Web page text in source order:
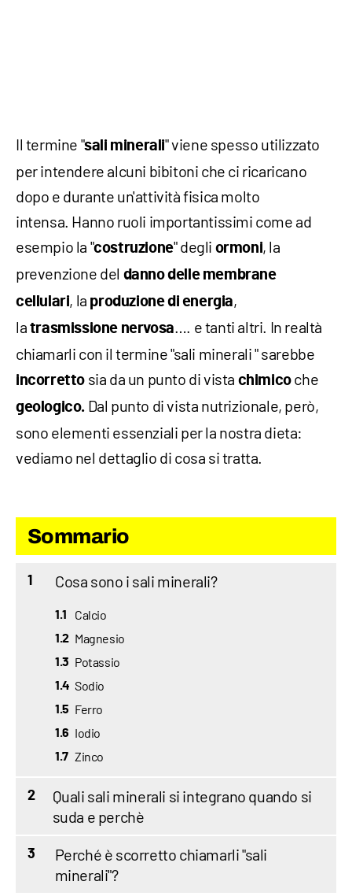
Il termine "sali minerali" viene spesso utilizzato
per intendere alcuni bibitoni che ci ricaricano
dopo e durante un'attività fisica molto
intensa. Hanno ruoli importantissimi come ad
esempio la "costruzione" degli ormoni, la
prevenzione del danno delle membrane
cellulari, la produzione di energia,
la trasmissione nervosa…. e tanti altri. In realtà
chiamarli con il termine "sali minerali " sarebbe
incorretto sia da un punto di vista chimicoche
geologico. Dal punto di vista nutrizionale, però,
sono elementi essenziali per la nostra dieta:
vediamo nel dettaglio di cosa si tratta.
Sommario
1 Cosa sono i sali minerali?
1.1 Calcio
1.2 Magnesio
1.3 Potassio
1.4 Sodio
1.5 Ferro
1.6 Iodio
1.7 Zinco
2
Quali sali minerali si integrano quando si
suda e perchè
3
Perché è scorretto chiamarli "sali
minerali"?